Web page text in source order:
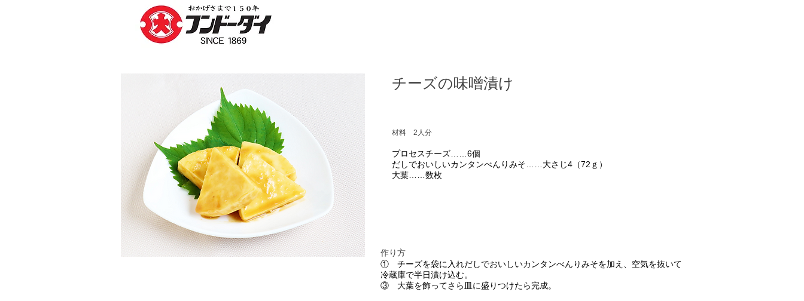
チーズの味噌漬け
材料 2人分
プロセスチーズ……6個
だしでおいしいカンタンべんりみそ……大さじ4（72ｇ）
大葉……数枚
作り方
① チーズを袋に入れだしでおいしいカンタンべんりみそを加え、空気を抜いて
冷蔵庫で半日漬け込む。
③ 大葉を飾ってさら皿に盛りつけたら完成。